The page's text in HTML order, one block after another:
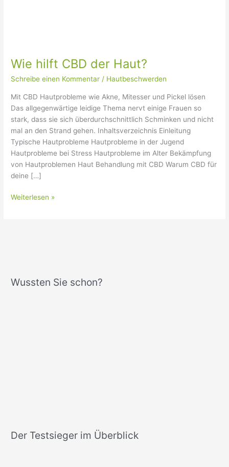
Wie hilft CBD der Haut?
Schreibe einen Kommentar / Hautbeschwerden
Mit CBD Hautprobleme wie Akne, Mitesser und Pickel lösen
Das allgegenwärtige leidige Thema nervt einige Frauen so
stark, dass sie sich überdurchschnittlich Schminken und nicht
mal an den Strand gehen. Inhaltsverzeichnis Einleitung
Typische Hautprobleme Hautprobleme in der Jugend
Hautprobleme bei Stress Hautprobleme im Alter Bekämpfung
von Hautproblemen Haut Behandlung mit CBD Warum CBD für
deine […]
Weiterlesen »
Wussten Sie schon?
Der Testsieger im Überblick